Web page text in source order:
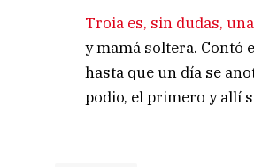
Troia es, sin dudas,
y mamá soltera. Contó
hasta que un día se
podio, el primero y allí